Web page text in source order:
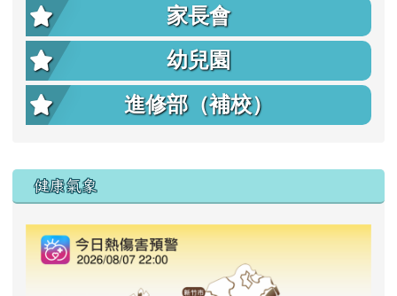
家長會
幼兒園
進修部（補校）
右邊區域內容
健康氣象